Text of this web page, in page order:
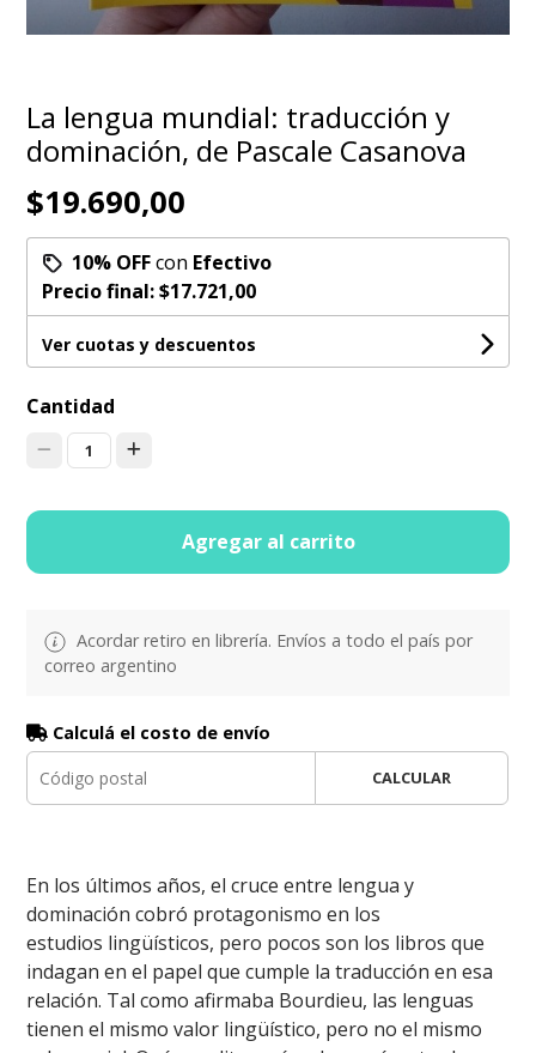
La lengua mundial: traducción y
dominación, de Pascale Casanova
$19.690,00
10% OFFcon Efectivo
Precio final:$17.721,00
Ver cuotas y descuentos
Cantidad
1
Agregar al carrito
Acordar retiro en librería. Envíos a todo el país por
correo argentino
Calculá el costo de envío
CALCULAR
En los últimos años, el cruce entre lengua y
dominación cobró protagonismo en los
estudios lingüísticos, pero pocos son los libros que
indagan en el papel que cumple la traducción en esa
relación. Tal como afirmaba Bourdieu, las lenguas
tienen el mismo valor lingüístico, pero no el mismo